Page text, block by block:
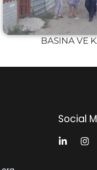
BASINA VE
Social